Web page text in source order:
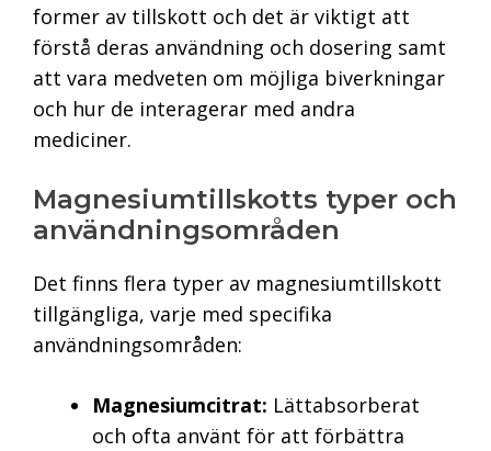
former av tillskott och det är viktigt att
förstå deras användning och dosering samt
att vara medveten om möjliga biverkningar
och hur de interagerar med andra
mediciner.
Magnesiumtillskotts typer och
användningsområden
Det finns flera typer av magnesiumtillskott
tillgängliga, varje med specifika
användningsområden:
Magnesiumcitrat: Lättabsorberat
och ofta använt för att förbättra